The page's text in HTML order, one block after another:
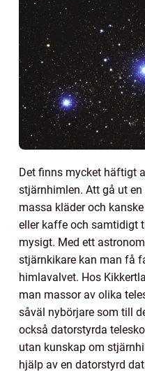
Det finns mycket häftigt
stjärnhimlen. Att gå ut
massa kläder och
eller kaffe och samtidigt
mysigt. Med ett
stjärnkikare kan man få
himlavalvet. Hos
man massor av olika
såväl nybörjare som till
också datorstyrda
utan kunskap om
hjälp av en datorstyrd